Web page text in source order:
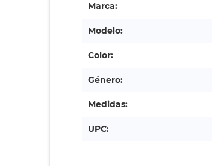
Marca:
Modelo:
Color:
Género:
Medidas:
UPC: